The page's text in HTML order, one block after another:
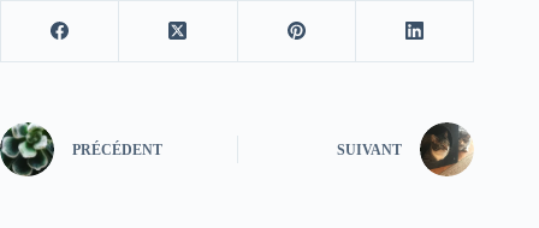
PRÉCÉDENT SUIVANT